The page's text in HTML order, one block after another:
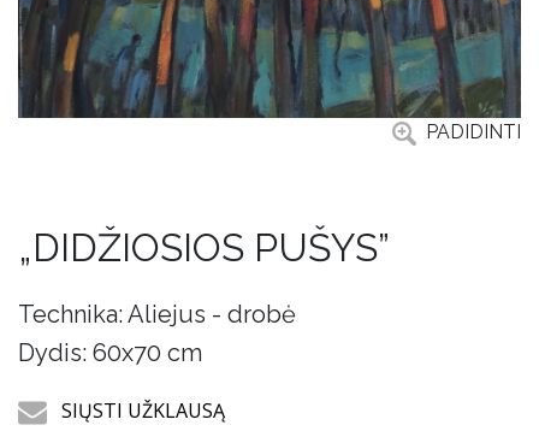
PADIDINTI
„DIDŽIOSIOS PUŠYS”
Technika: Aliejus - drobė
Dydis: 60x70 cm
SIŲSTI UŽKLAUSĄ